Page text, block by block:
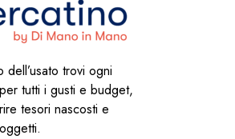
trovi ogni
tutti i gusti e budget,
tesori nascosti e